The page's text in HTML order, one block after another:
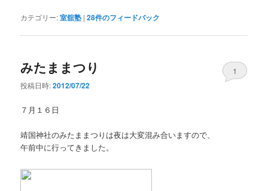
カテゴリー:室舘塾 |28件のフィードバック
みたままつり
投稿日時:2012/07/22
1
７月１６日
靖国神社のみたままつりは夜は大変混み合いますので、
午前中に行ってきました。